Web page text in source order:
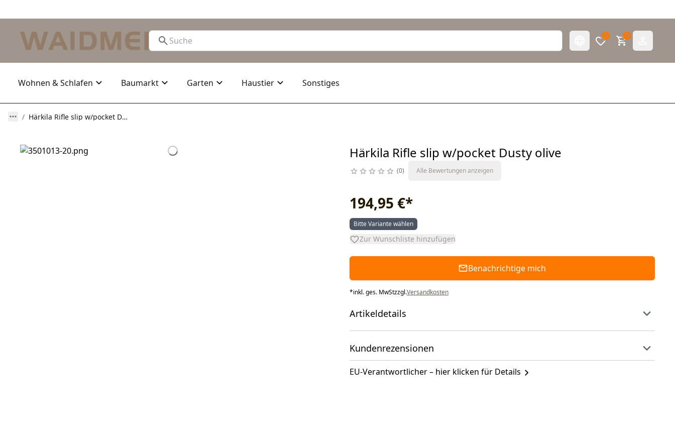
0 0
Wohnen & Schlafen Baumarkt Garten Haustier Sonstiges
Härkila Rifle slip w/pocket Dusty olive
Härkila Rifle slip w/pocket Dusty olive
0 Alle Bewertungen anzeigen
194,95 €*
Bitte Variante wählen
Zur Wunschliste hinzufügen
Benachrichtige mich
*inkl. ges. MwStzzgl.Versandkosten
Artikeldetails
Kundenrezensionen
EU-Verantwortlicher – hier klicken für Details